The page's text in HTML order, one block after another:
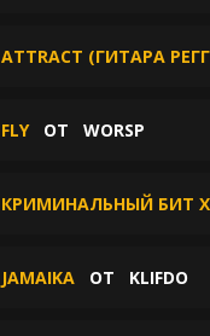
ATTRACT (ГИТАРА
FLYОТ WORSP
КРИМИНАЛЬНЫЙ БИТ X
JAMAIKA ОТ KLIFDO